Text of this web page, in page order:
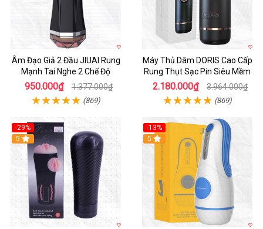
Âm Đạo Giả 2 Đầu JIUAI Rung
Mạnh Tai Nghe 2 Chế Độ
950.000₫ 1.377.000₫
(869)
Máy Thủ Dâm DORIS Cao Cấp
Rung Thụt Sạc Pin Siêu Mềm
2.180.000₫ 3.964.000₫
(869)
-29%
5
-13%
5